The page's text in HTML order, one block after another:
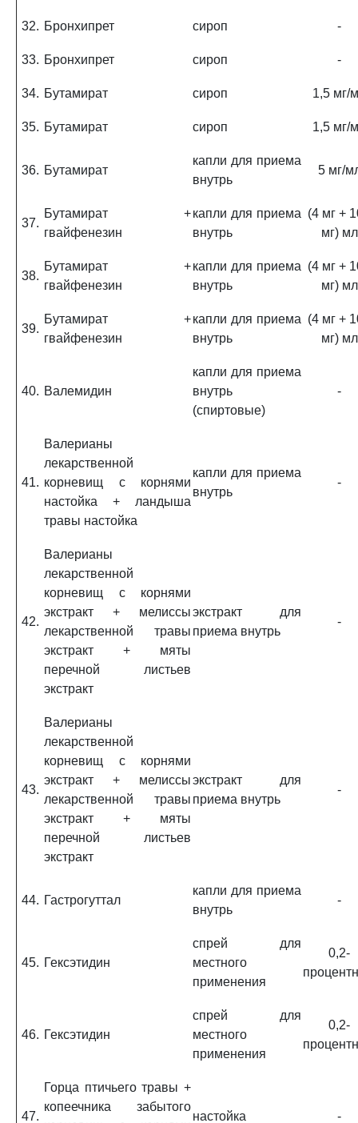
32. Бронхипрет сироп -
33. Бронхипрет сироп -
34. Бутамират сироп 1,5 мг/
35. Бутамират сироп 1,5 мг/
36. Бутамират
капли для приема
внутрь
5 мг/
37.
Бутамират +
гвайфенезин
капли для приема
внутрь
(4 мг +
мг) мл
38.
Бутамират +
гвайфенезин
капли для приема
внутрь
(4 мг +
мг) мл
39.
Бутамират +
гвайфенезин
капли для приема
внутрь
(4 мг +
мг) мл
40. Валемидин
капли для приема
внутрь
(спиртовые)
-
41.
Валерианы
лекарственной
корневищ с корнями
настойка + ландыша
травы настойка
капли для приема
внутрь
-
42.
Валерианы
лекарственной
корневищ с корнями
экстракт + мелиссы
лекарственной травы
экстракт + мяты
перечной листьев
экстракт
экстракт для
приема внутрь
-
43.
Валерианы
лекарственной
корневищ с корнями
экстракт + мелиссы
лекарственной травы
экстракт + мяты
перечной листьев
экстракт
экстракт для
приема внутрь
-
44. Гастрогуттал
капли для приема
внутрь
-
45. Гексэтидин
спрей для
местного
применения
0,2-
46. Гексэтидин
спрей для
местного
применения
0,2-
47.
Горца птичьего травы +
копеечника забытого
настойка -